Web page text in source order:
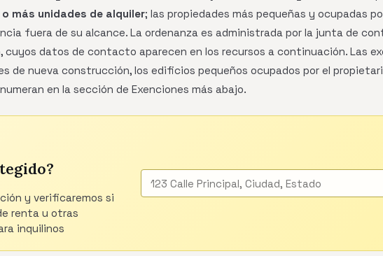
o más unidades de alquiler; las propiedades más pequeñas y ocupadas
fuera de su alcance. La ordenanza es administrada por la junta de
cuyos datos de contacto aparecen en los recursos a continuación. Las
de nueva construcción, los edificios pequeños ocupados por el
en la sección de Exenciones más abajo.
y verificaremos si
renta u otras
inquilinos